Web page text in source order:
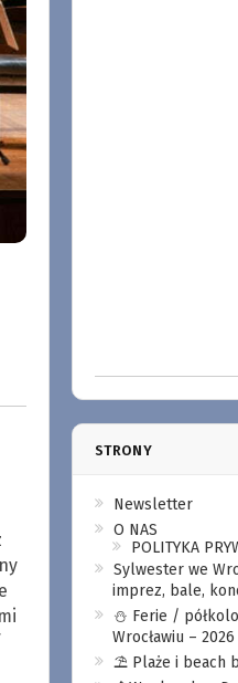
STRONY
Newsletter
O NAS
POLITYKA
Sylwester we
imprez, bale,
⛄️ Ferie /
Wrocławiu – 2026
⛱️ Plaże i beach